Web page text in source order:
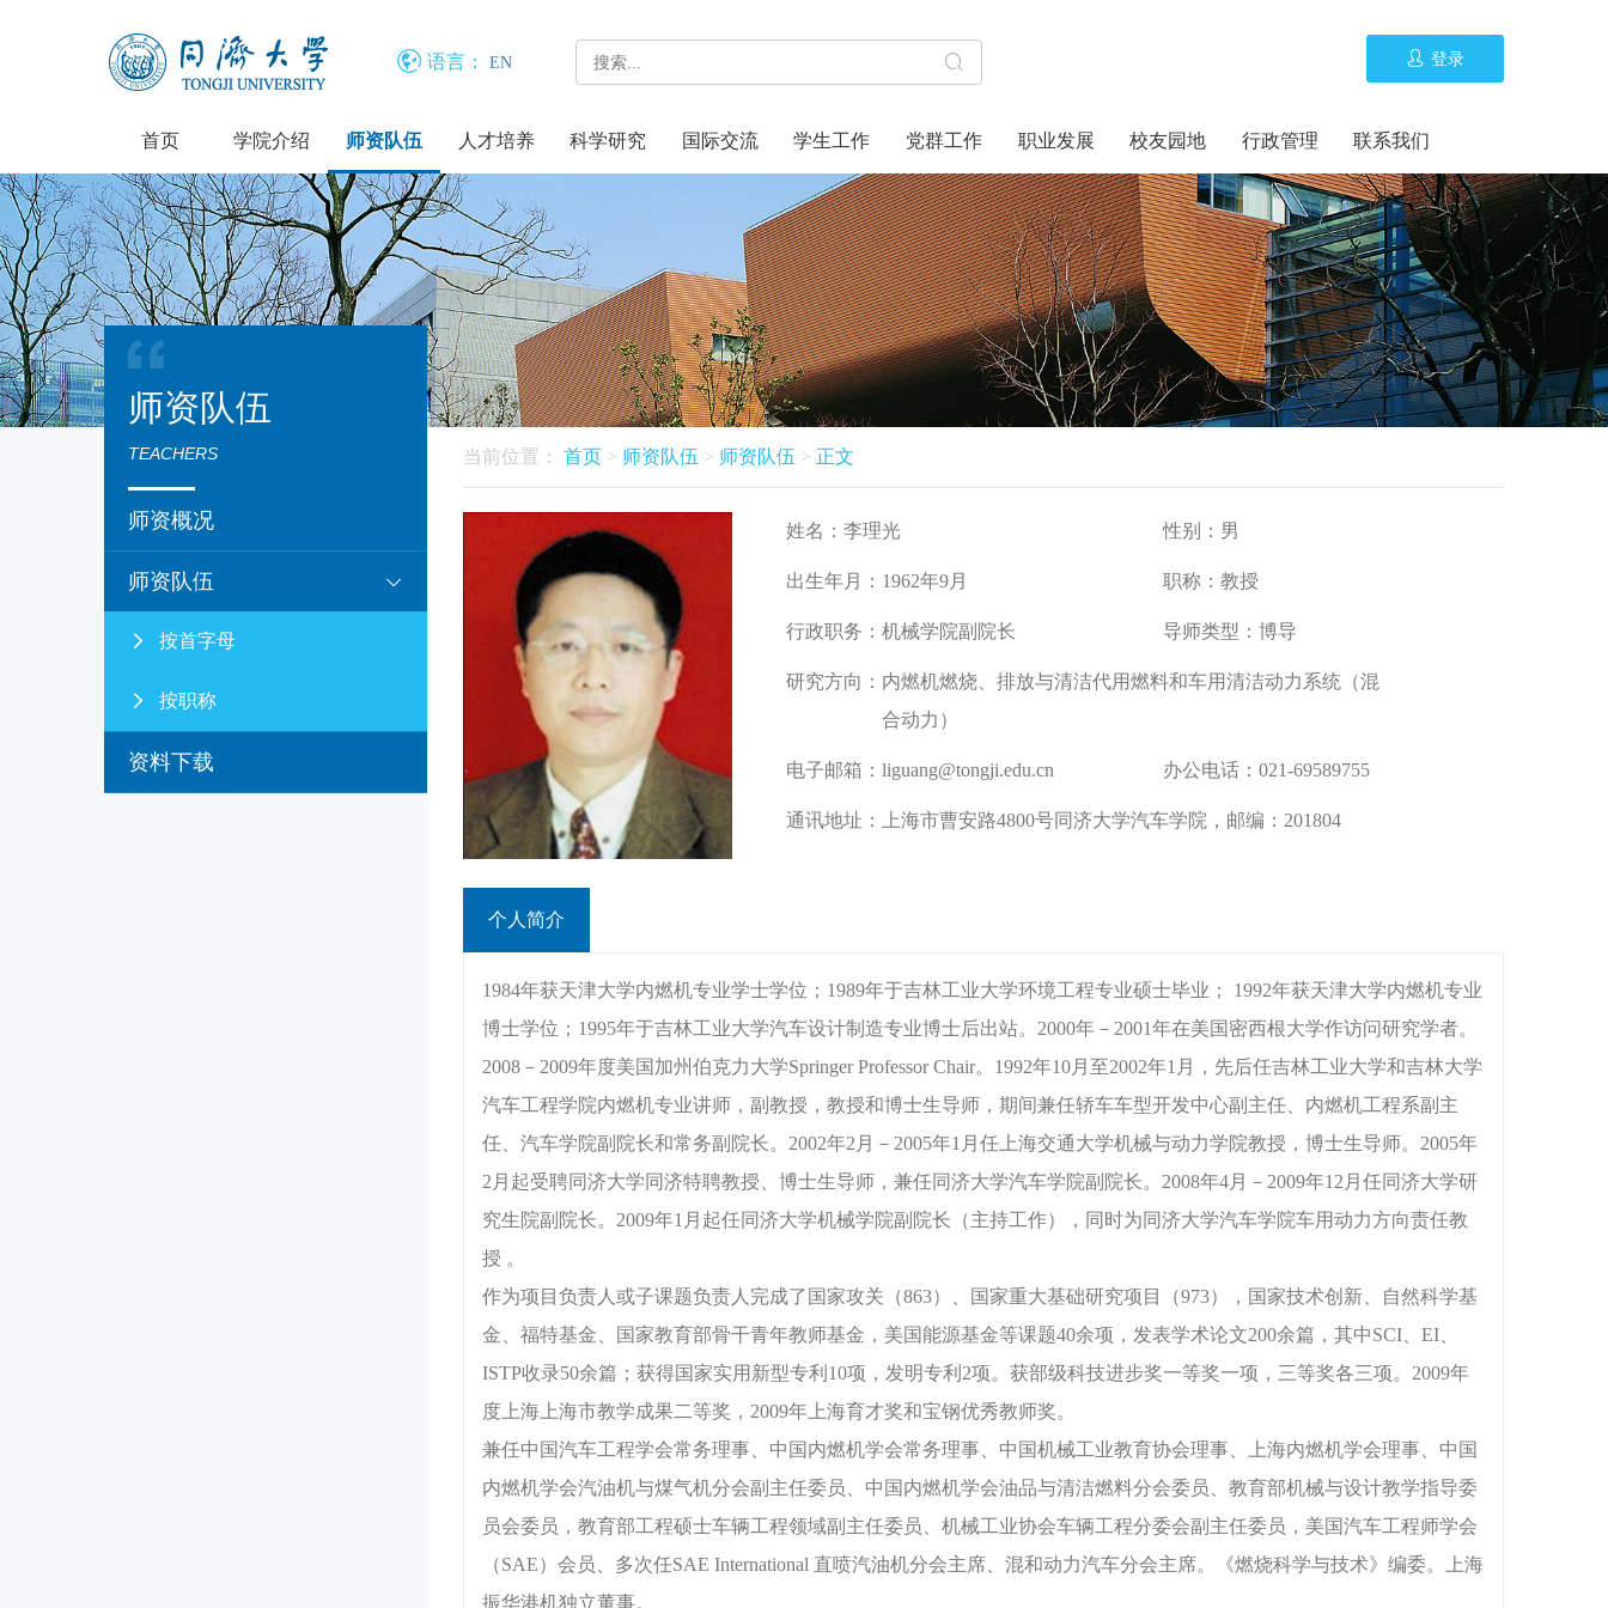
语言： EN 登录
首页 学院介绍 师资队伍 人才培养 科学研究 国际交流 学生工作 党群工作 职业发展 校友园地 行政管理 联系我们
师资队伍
TEACHERS
师资概况
师资队伍
按首字母
按职称
资料下载
当前位置： 首页 > 师资队伍 > 师资队伍 > 正文
姓名： 李理光 性别： 男
出生年月： 1962年9月 职称： 教授
行政职务： 机械学院副院长 导师类型： 博导
研究方向： 内燃机燃烧、排放与清洁代用燃料和车用清洁动力系统（混
合动力）
电子邮箱： liguang@tongji.edu.cn 办公电话： 021-69589755
通讯地址： 上海市曹安路4800号同济大学汽车学院，邮编：201804
个人简介
1984年获天津大学内燃机专业学士学位；1989年于吉林工业大学环境工程专业硕士毕业； 1992年获天津大学内燃机专业
博士学位；1995年于吉林工业大学汽车设计制造专业博士后出站。2000年－2001年在美国密西根大学作访问研究学者。
2008－2009年度美国加州伯克力大学Springer Professor Chair。1992年10月至2002年1月，先后任吉林工业大学和吉林大学
汽车工程学院内燃机专业讲师，副教授，教授和博士生导师，期间兼任轿车车型开发中心副主任、内燃机工程系副主
任、汽车学院副院长和常务副院长。2002年2月－2005年1月任上海交通大学机械与动力学院教授，博士生导师。2005年
2月起受聘同济大学同济特聘教授、博士生导师，兼任同济大学汽车学院副院长。2008年4月－2009年12月任同济大学研
究生院副院长。2009年1月起任同济大学机械学院副院长（主持工作），同时为同济大学汽车学院车用动力方向责任教
授 。
作为项目负责人或子课题负责人完成了国家攻关（863）、国家重大基础研究项目（973），国家技术创新、自然科学基
金、福特基金、国家教育部骨干青年教师基金，美国能源基金等课题40余项，发表学术论文200余篇，其中SCI、EI、
ISTP收录50余篇；获得国家实用新型专利10项，发明专利2项。获部级科技进步奖一等奖一项，三等奖各三项。2009年
度上海上海市教学成果二等奖，2009年上海育才奖和宝钢优秀教师奖。
兼任中国汽车工程学会常务理事、中国内燃机学会常务理事、中国机械工业教育协会理事、上海内燃机学会理事、中国
内燃机学会汽油机与煤气机分会副主任委员、中国内燃机学会油品与清洁燃料分会委员、教育部机械与设计教学指导委
员会委员，教育部工程硕士车辆工程领域副主任委员、机械工业协会车辆工程分委会副主任委员，美国汽车工程师学会
（SAE）会员、多次任SAE International 直喷汽油机分会主席、混和动力汽车分会主席。《燃烧科学与技术》编委。上海
振华港机独立董事。